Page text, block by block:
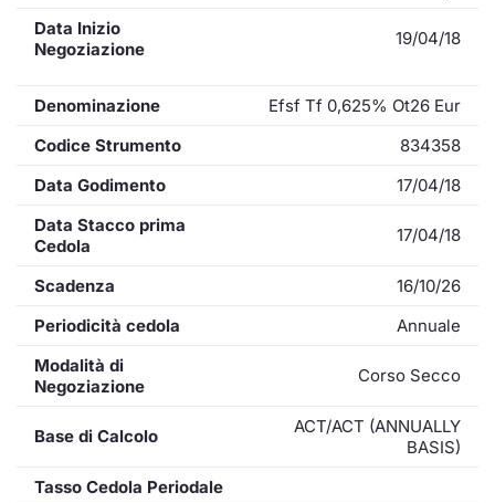
Data Inizio
Negoziazione
19/04/18
Denominazione
Efsf Tf 0,625% Ot26 Eur
Codice Strumento
834358
Data Godimento
17/04/18
Data Stacco prima
Cedola
17/04/18
Scadenza
16/10/26
Periodicità cedola
Annuale
Modalità di
Negoziazione
Corso Secco
Base di Calcolo
ACT/ACT (ANNUALLY
BASIS)
Tasso Cedola Periodale